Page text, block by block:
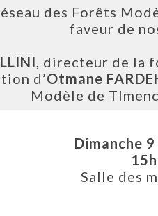
des Forêts
faveur de
, directeur de la
d’Otmane
Modèle de
Dimanche
15h
Salle des